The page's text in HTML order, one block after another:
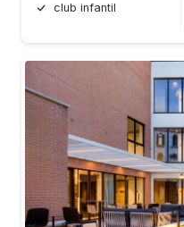
club infantil